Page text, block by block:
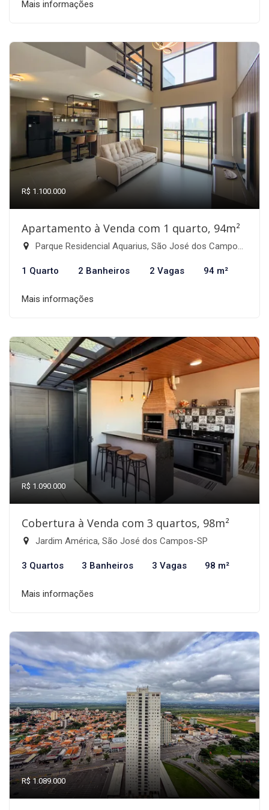
Mais informações
R$ 1.100.000
Apartamento à Venda com 1 quarto, 94m²
Parque Residencial Aquarius, São José dos Campos-SP
1 Quarto 2 Banheiros 2 Vagas 94 m²
Mais informações
R$ 1.090.000
Cobertura à Venda com 3 quartos, 98m²
Jardim América, São José dos Campos-SP
3 Quartos 3 Banheiros 3 Vagas 98 m²
Mais informações
R$ 1.089.000